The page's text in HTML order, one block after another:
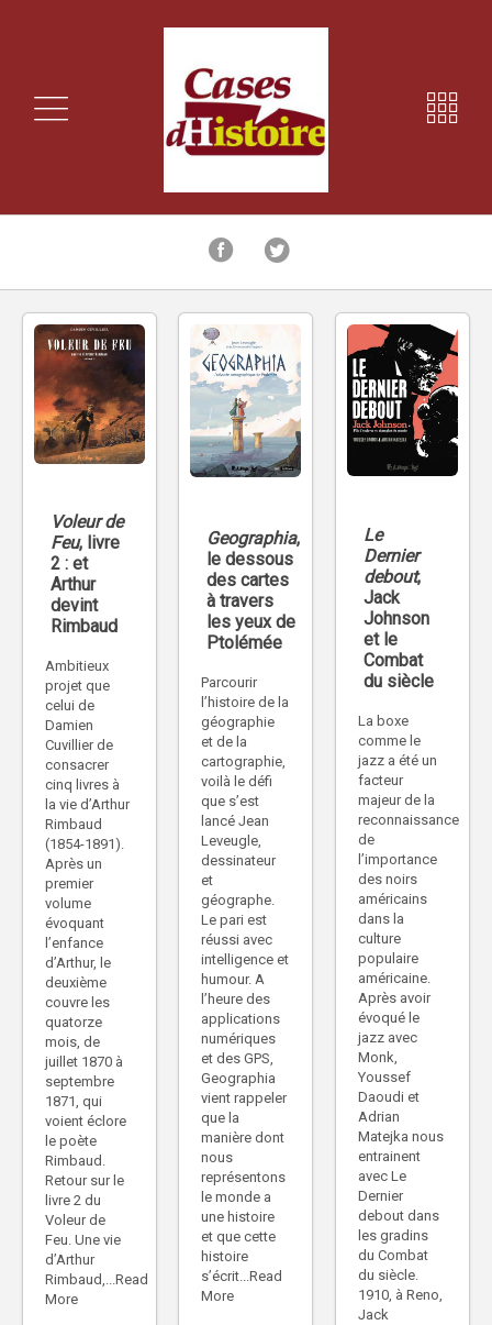
Voleur de
Feu, livre
2 : et
Arthur
devint
Rimbaud
Ambitieux
projet que
celui de
Damien
Cuvillier de
consacrer
cinq livres à
la vie d’Arthur
Rimbaud
(1854-1891).
Après un
premier
volume
évoquant
l’enfance
d’Arthur, le
deuxième
couvre les
quatorze
mois, de
juillet 1870 à
septembre
1871, qui
voient éclore
le poète
Rimbaud.
Retour sur le
livre 2 du
Voleur de
Feu. Une vie
d’Arthur
Rimbaud,...Read
More
Geographia,
le dessous
des cartes
à travers
les yeux de
Ptolémée
Parcourir
l’histoire de la
géographie
et de la
cartographie,
voilà le défi
que s’est
lancé Jean
Leveugle,
dessinateur
et
géographe.
Le pari est
réussi avec
intelligence et
humour. A
l’heure des
applications
numériques
et des GPS,
Geographia
vient rappeler
que la
manière dont
nous
représentons
le monde a
une histoire
et que cette
histoire
s’écrit...Read
More
Le
Dernier
debout,
Jack
Johnson
et le
Combat
du siècle
La boxe
comme le
jazz a été un
facteur
majeur de la
reconnaissance
de
l’importance
des noirs
américains
dans la
culture
populaire
américaine.
Après avoir
évoqué le
jazz avec
Monk,
Youssef
Daoudi et
Adrian
Matejka nous
entrainent
avec Le
Dernier
debout dans
les gradins
du Combat
du siècle.
1910, à Reno,
Jack